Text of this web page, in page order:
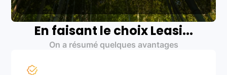
En faisant le choix Leasi...
On a résumé quelques avantages